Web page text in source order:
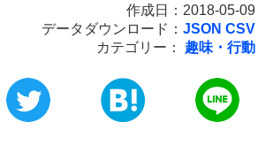
作成日：2018-05-09
データダウンロード： JSON CSV
カテゴリー：
趣味・行動